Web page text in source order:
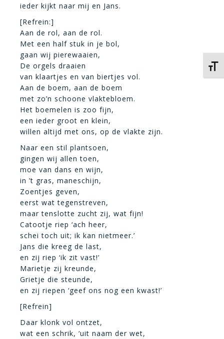
ieder kijkt naar mij en Jans.
[Refrein:]
Aan de rol, aan de rol.
Met een half stuk in je bol,
gaan wij pierewaaien,
De orgels draaien
van klaartjes en van biertjes vol.
Aan de boem, aan de boem
met zo’n schoone vlaktebloem.
Het boemelen is zoo fijn,
een ieder groot en klein,
willen altijd met ons, op de vlakte zijn.
Naar een stil plantsoen,
gingen wij allen toen,
moe van dans en wijn,
in ’t gras, maneschijn,
Zoentjes geven,
eerst wat tegenstreven,
maar tenslotte zucht zij, wat fijn!
Catootje riep ‘ach heer,
schei toch uit; ik kan nietmeer.’
Jans die kreeg de last,
en zij riep ‘ik zit vast!’
Marietje zij kreunde,
Grietje die steunde,
en zij riepen ‘geef ons nog een kwast!’
[Refrein]
Daar klonk vol ontzet,
wat een schrik, ‘uit naam der wet,